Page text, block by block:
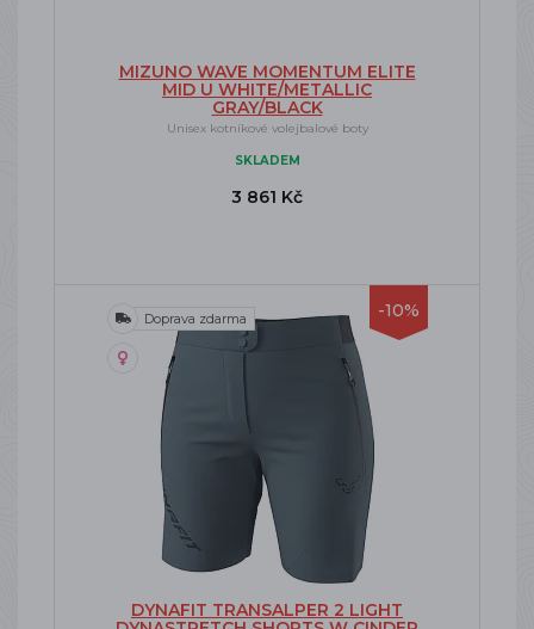
MIZUNO WAVE MOMENTUM ELITE
MID U WHITE/METALLIC
GRAY/BLACK
Unisex kotníkové volejbalové boty
SKLADEM
3 861 Kč
-10%
Doprava zdarma
DYNAFIT TRANSALPER 2 LIGHT